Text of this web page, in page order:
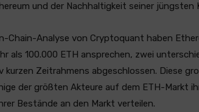
und der Nachhaltigkeit seiner jüngsten
Chain-Analyse von Cryptoquant haben
als 100.000 ETH ansprechen, zwei
kurzen Zeitrahmens abgeschlossen. Diese
der größten Akteure auf dem ETH-Markt
Bestände an den Markt verteilen.